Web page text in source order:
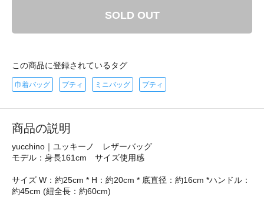
SOLD OUT
この商品に登録されているタグ
巾着バッグ プティ ミニバッグ プティ
商品の説明
yucchino｜ユッキーノ レザーバッグ
モデル：身長161cm サイズ使用感
サイズ W：約25cm * H：約20cm * 底直径：約16cm *ハンドル：
約45cm (紐全長：約60cm)